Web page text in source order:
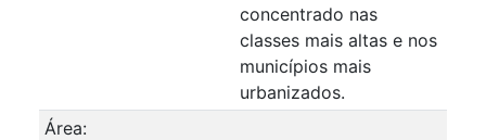
concentrado nas
classes mais altas e nos
municípios mais
urbanizados.
Área: